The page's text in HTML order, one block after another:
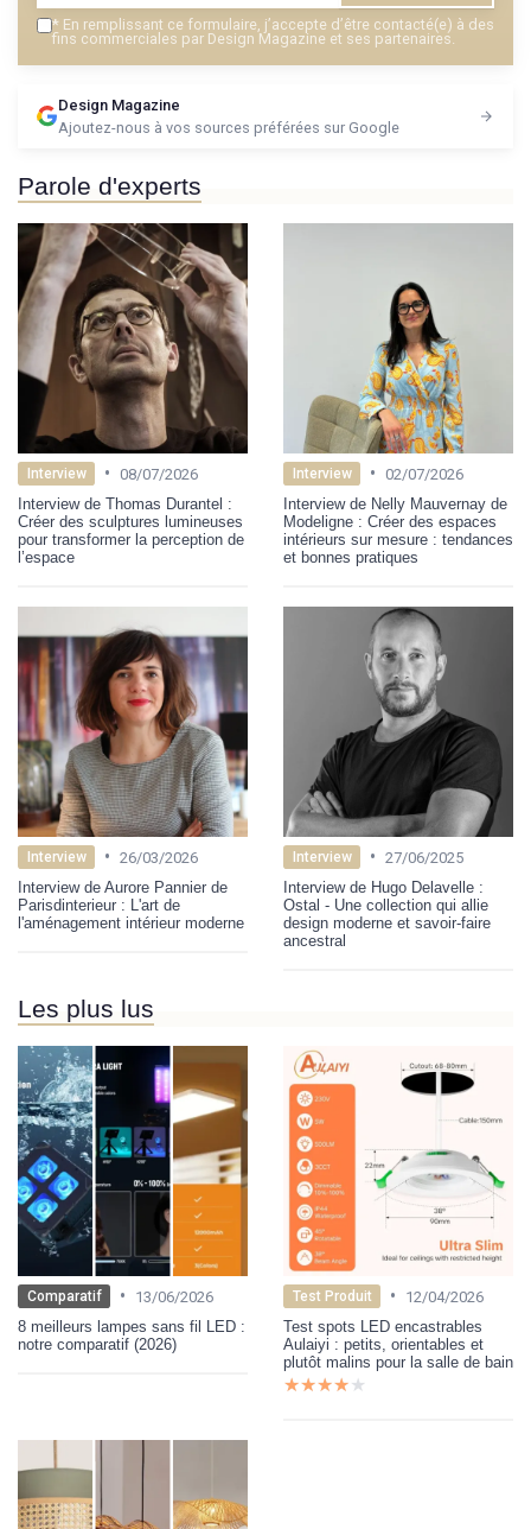
* En remplissant ce formulaire, j’accepte d’être contacté(e) à des
fins commerciales par Design Magazine et ses partenaires.
Design Magazine
Ajoutez-nous à vos sources préférées sur Google
Parole d'experts
Interview • 08/07/2026
Interview de Thomas Durantel :
Créer des sculptures lumineuses
pour transformer la perception de
l’espace
Interview • 02/07/2026
Interview de Nelly Mauvernay de
Modeligne : Créer des espaces
intérieurs sur mesure : tendances
et bonnes pratiques
Interview • 26/03/2026
Interview de Aurore Pannier de
Parisdinterieur : L'art de
l'aménagement intérieur moderne
Interview • 27/06/2025
Interview de Hugo Delavelle :
Ostal - Une collection qui allie
design moderne et savoir-faire
ancestral
Les plus lus
Comparatif •
13/06/2026
8 meilleurs lampes sans fil LED :
notre comparatif (2026)
Test Produit •
12/04/2026
Test spots LED encastrables
Aulaiyi : petits, orientables et
plutôt malins pour la salle de bain
★★★★★
★★★★★